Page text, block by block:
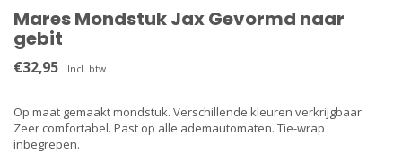
Mares Mondstuk Jax Gevormd naar
gebit
€32,95 Incl. btw
Op maat gemaakt mondstuk. Verschillende kleuren verkrijgbaar.
Zeer comfortabel. Past op alle ademautomaten. Tie-wrap
inbegrepen.